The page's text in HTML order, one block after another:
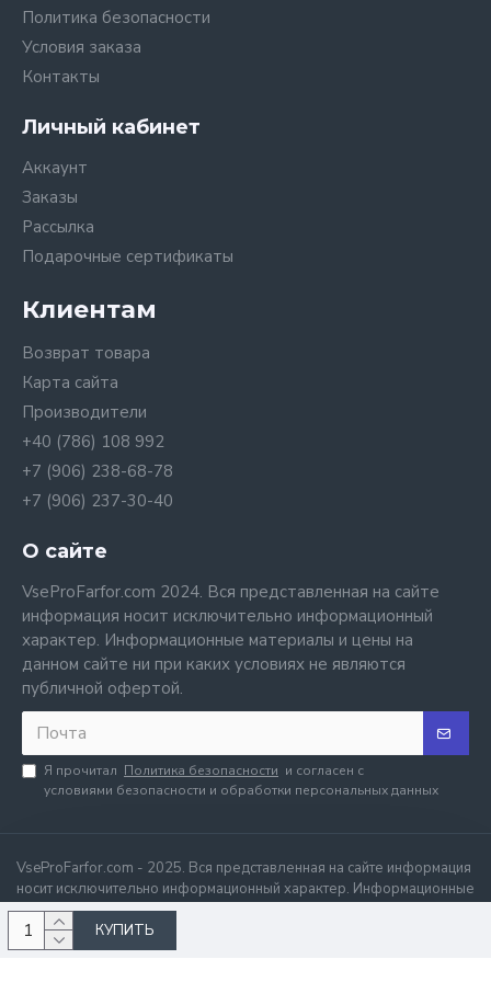
КУПИТЬ
Политика безопасности
Условия заказа
Контакты
Личный кабинет
Аккаунт
Заказы
Рассылка
Подарочные сертификаты
Клиентам
Возврат товара
Карта сайта
Производители
+40 (786) 108 992
+7 (906) 238-68-78
+7 (906) 237-30-40
О сайте
VseProFarfor.com 2024. Вся представленная на сайте
информация носит исключительно информационный
характер. Информационные материалы и цены на
данном сайте ни при каких условиях не являются
публичной офертой.
Я прочитал Политика безопасности и согласен с
условиями безопасности и обработки персональных данных
VseProFarfor.com - 2025. Вся представленная на сайте информация
носит исключительно информационный характер. Информационные
материалы и цены на данном сайте ни при каких условиях не
являются публичной офертой.